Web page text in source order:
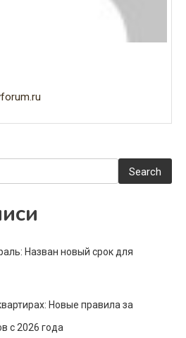
Search
Назван новый срок для
Новые правила за
с 2026 года